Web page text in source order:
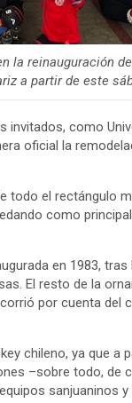
la reinauguración
a partir de este
como
oficial la
todo el rectángulo
como
en 1983,
El resto de la
por cuenta del
chileno, ya que
–sobre todo, de
sanjuaninos